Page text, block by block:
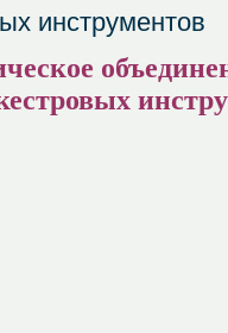
инструментов